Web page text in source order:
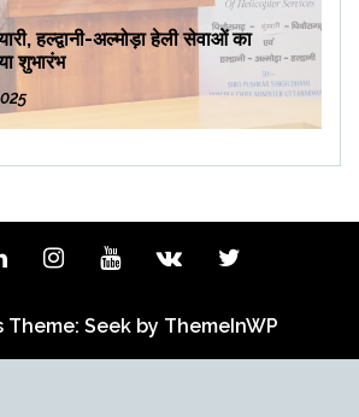
हल्द्वानी-अल्मोड़ा हेली सेवाओं का
शुभारंभ
Theme: Seek by ThemeInWP